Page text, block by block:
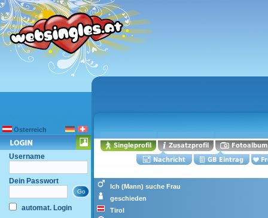
Österreich
Username
Dein Passwort
automat. Login
Ich (Mann) suche Frau
geschieden
Tirol